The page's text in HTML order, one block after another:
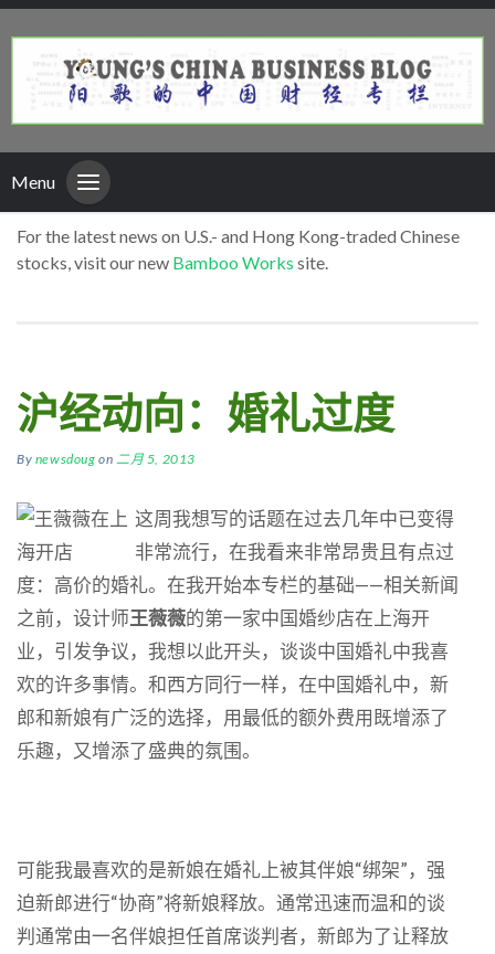
Menu
For the latest news on U.S.- and Hong Kong-traded Chinese
stocks, visit our new Bamboo Works site.
沪经动向：婚礼过度
By newsdoug on 二月 5, 2013
这周我想写的话题在过去几年中已变得
非常流行，在我看来非常昂贵且有点过
度：高价的婚礼。在我开始本专栏的基础——相关新闻
之前，设计师王薇薇的第一家中国婚纱店在上海开
业，引发争议，我想以此开头，谈谈中国婚礼中我喜
欢的许多事情。和西方同行一样，在中国婚礼中，新
郎和新娘有广泛的选择，用最低的额外费用既增添了
乐趣，又增添了盛典的氛围。
可能我最喜欢的是新娘在婚礼上被其伴娘“绑架”，强
迫新郎进行“协商”将新娘释放。通常迅速而温和的谈
判通常由一名伴娘担任首席谈判者，新郎为了让释放